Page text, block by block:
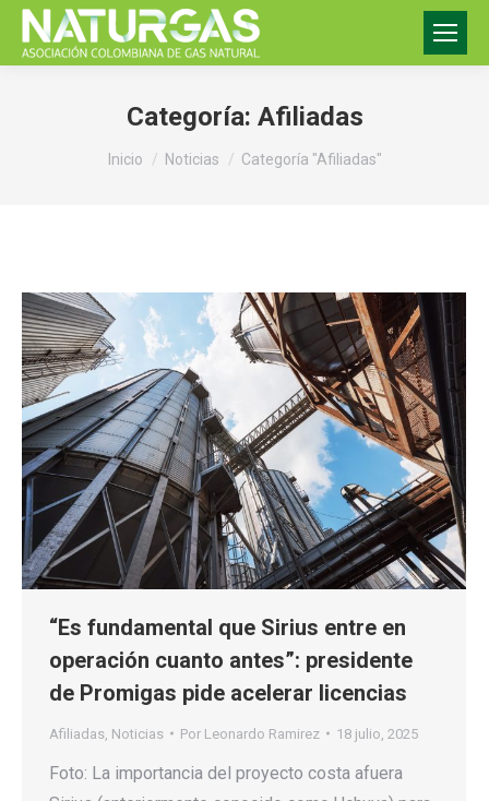
Categoría: Afiliadas
Estás aquí:
Inicio Noticias Categoría "Afiliadas"
“Es fundamental que Sirius entre en
operación cuanto antes”: presidente
de Promigas pide acelerar licencias
Afiliadas Noticias Por Leonardo Ramirez 18 julio, 2025
Foto: La importancia del proyecto costa afuera